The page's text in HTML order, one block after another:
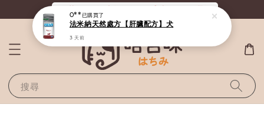
《滿800全站免運》給毛孩最好的選擇
搜尋
O**已購買了
法米納天然處方【肝臟配方】犬
3 天前